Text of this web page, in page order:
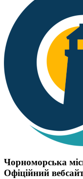
Чорноморська
Офіційний